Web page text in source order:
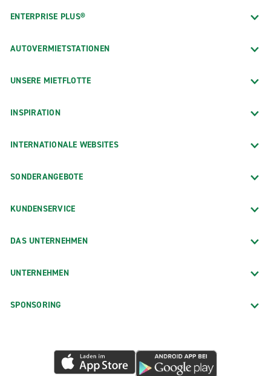
ENTERPRISE PLUS®
AUTOVERMIETSTATIONEN
UNSERE MIETFLOTTE
INSPIRATION
INTERNATIONALE WEBSITES
SONDERANGEBOTE
KUNDENSERVICE
DAS UNTERNEHMEN
UNTERNEHMEN
SPONSORING